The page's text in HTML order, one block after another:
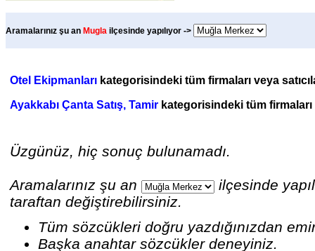
Aramalarınız şu an Mugla ilçesinde yapılıyor ->
Otel Ekipmanları kategorisindeki tüm firmaları veya
Ayakkabı Çanta Satış, Tamir kategorisindeki tüm firmaları
Üzgünüz, hiç sonuç bulunamadı.
Aramalarınız şu an
ilçesinde
taraftan değiştirebilirsiniz.
Tüm sözcükleri doğru yazdığınızdan
Başka anahtar sözcükler deneyiniz.